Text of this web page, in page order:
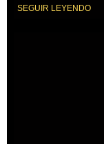
SEGUIR LEYENDO